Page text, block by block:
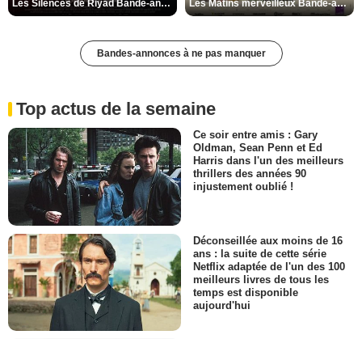
Les Silences de Riyad Bande-annonce VO STFR Les Matins merveilleux Bande-annonce VF
Bandes-annonces à ne pas manquer
Top actus de la semaine
Ce soir entre amis : Gary
Oldman, Sean Penn et Ed
Harris dans l'un des meilleurs
thrillers des années 90
injustement oublié !
Déconseillée aux moins de 16
ans : la suite de cette série
Netflix adaptée de l'un des 100
meilleurs livres de tous les
temps est disponible
aujourd'hui